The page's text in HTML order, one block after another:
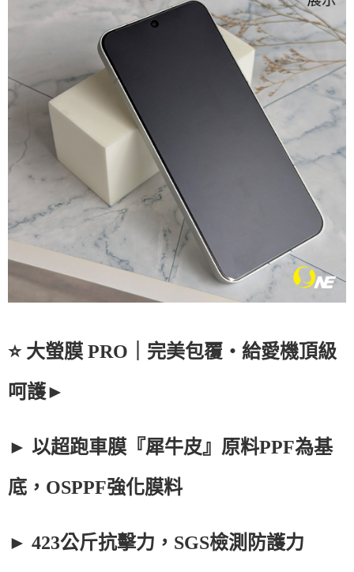
⭐ 大螢膜 PRO｜完美包覆・給愛機頂級
呵護►
► 以超跑車膜『犀牛皮』原料PPF為基
底，OSPPF強化膜料
► 423公斤抗擊力，SGS檢測防護力